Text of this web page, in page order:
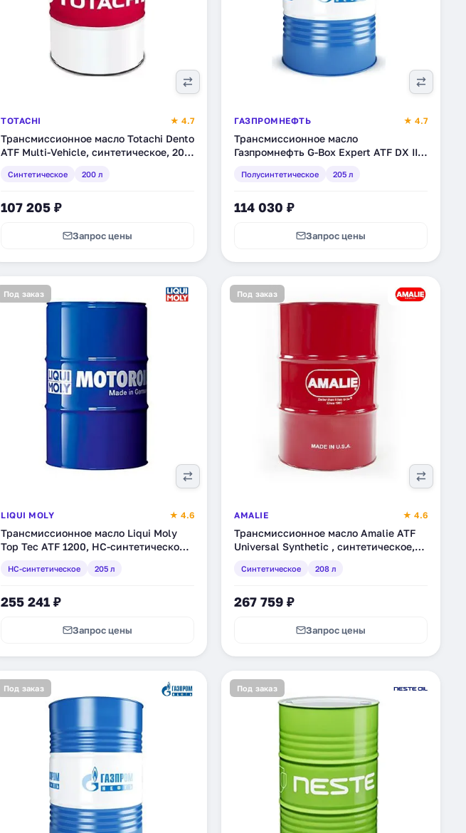
TOTACHI ★ 4.7
Трансмиссионное масло Totachi Dento
ATF Multi-Vehicle, синтетическое, 200
Синтетическое 200 л
107 205 ₽
Запрос цены
ГАЗПРОМНЕФТЬ ★ 4.7
Трансмиссионное масло
Газпромнефть G-Box Expert ATF DX III,
Полусинтетическое 205 л
114 030 ₽
Запрос цены
Под заказ
LIQUI MOLY ★ 4.6
Трансмиссионное масло Liqui Moly
Top Tec ATF 1200, НС-синтетическое,
HC-синтетическое 205 л
255 241 ₽
Запрос цены
Под заказ
AMALIE ★ 4.6
Трансмиссионное масло Amalie ATF
Universal Synthetic , синтетическое,
Синтетическое 208 л
267 759 ₽
Запрос цены
Под заказ Под заказ